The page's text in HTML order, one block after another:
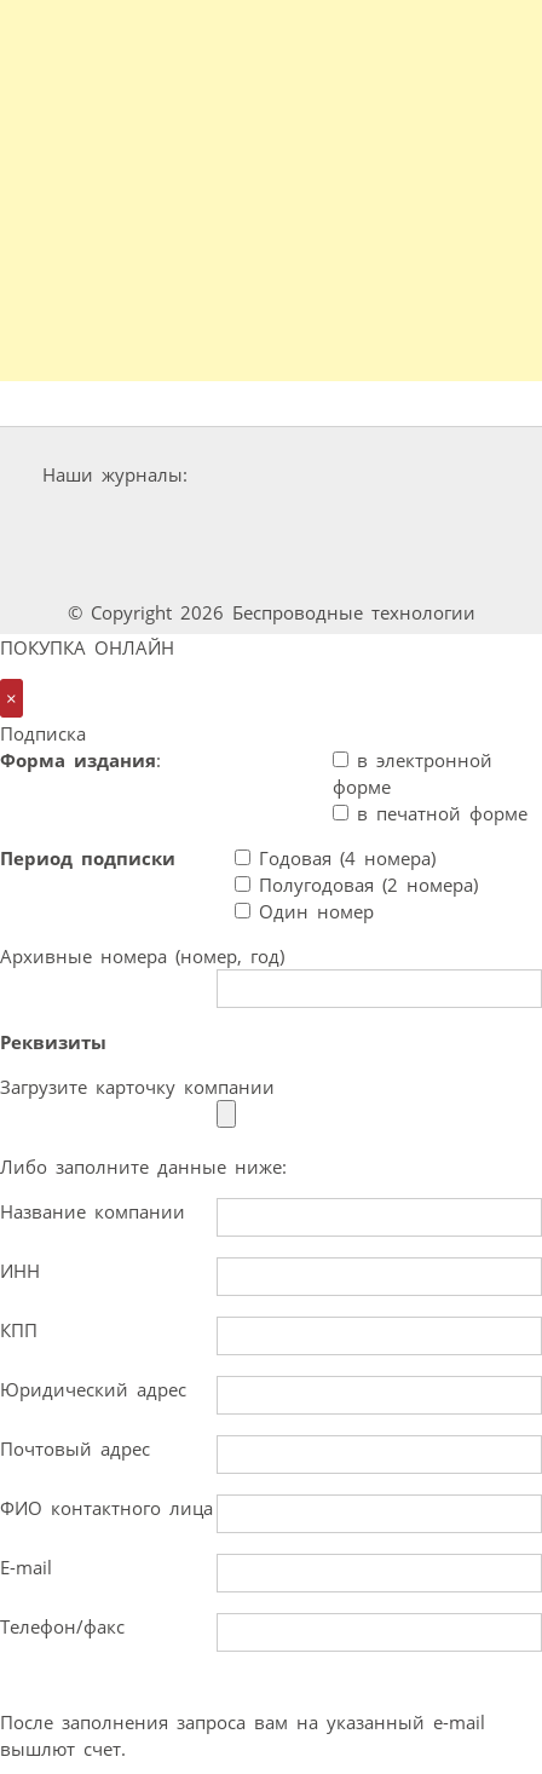
Наши журналы:
© Copyright 2026 Беспроводные технологии
ПОКУПКА ОНЛАЙН
×
Подписка
Форма издания:
в электронной
форме
в печатной форме
Период подписки
Годовая (4 номера)
Полугодовая (2 номера)
Один номер
Архивные номера (номер, год)
Реквизиты
Загрузите карточку компании
Либо заполните данные ниже:
Название компании
ИНН
КПП
Юридический адрес
Почтовый адрес
ФИО контактного лица
E-mail
Телефон/факс
После заполнения запроса вам на указанный e-mail
вышлют счет.